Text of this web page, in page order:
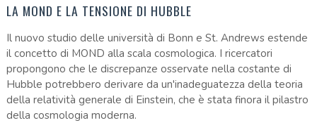
LA MOND E LA TENSIONE DI HUBBLE
Il nuovo studio delle università di Bonn e St. Andrews estende
il concetto di MOND alla scala cosmologica. I ricercatori
propongono che le discrepanze osservate nella costante di
Hubble potrebbero derivare da un'inadeguatezza della teoria
della relatività generale di Einstein, che è stata finora il pilastro
della cosmologia moderna.